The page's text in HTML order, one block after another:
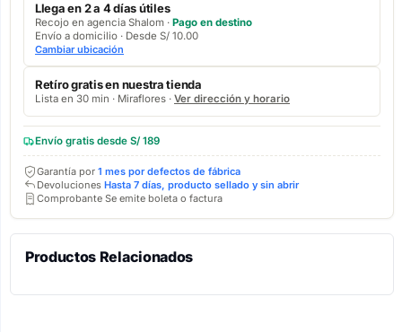
Llega en 2 a 4 días útiles
Recojo en agencia Shalom · Pago en destino
Envío a domicilio · Desde S/ 10.00
Cambiar ubicación
Retíro gratis en nuestra tienda
Lista en 30 min · Miraflores · Ver dirección y horario
Envío gratis desde S/ 189
Garantía por 1 mes por defectos de fábrica
Devoluciones Hasta 7 días, producto sellado y sin abrir
Comprobante Se emite boleta o factura
Productos Relacionados